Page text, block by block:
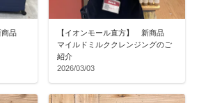
商品
【イオンモール直方】 新商品
マイルドミルククレンジングのご
紹介
2026/03/03